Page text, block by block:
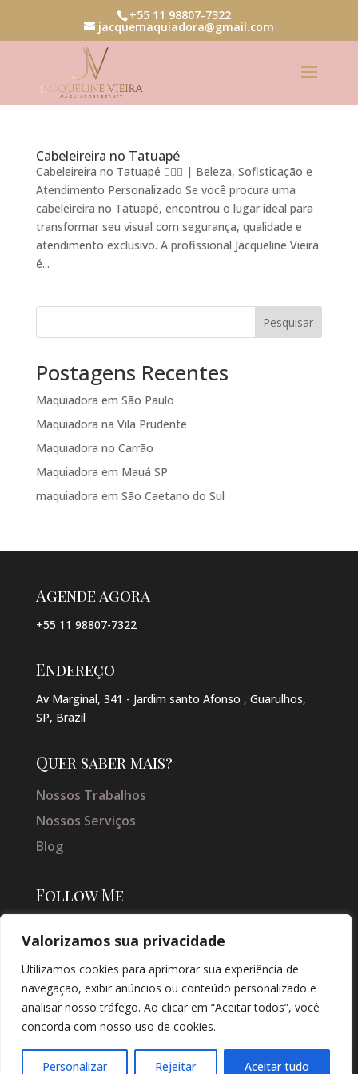
Valorizamos sua privacidade
Utilizamos cookies para aprimorar sua experiência de
navegação, exibir anúncios ou conteúdo personalizado e
analisar nosso tráfego. Ao clicar em “Aceitar todos”, você
concorda com nosso uso de cookies.
Personalizar Rejeitar Aceitar tudo
+55 11 98807-7322
jacquemaquiadora@gmail.com
Cabeleireira no Tatuapé
Cabeleireira no Tatuapé 💇‍♀️✨ | Beleza, Sofisticação e
Atendimento Personalizado Se você procura uma
cabeleireira no Tatuapé, encontrou o lugar ideal para
transformar seu visual com segurança, qualidade e
atendimento exclusivo. A profissional Jacqueline Vieira
é...
Pesquisar
Postagens Recentes
Maquiadora em São Paulo
Maquiadora na Vila Prudente
Maquiadora no Carrão
Maquiadora em Mauá SP
maquiadora em São Caetano do Sul
Agende agora
+55 11 98807-7322
Endereço
Av Marginal, 341 - Jardim santo Afonso , Guarulhos,
SP, Brazil
Quer saber mais?
Nossos Trabalhos
Nossos Serviços
Blog
Follow Me
SOLUÇÕES DIGITAIS |
CRIAÇÃO DE SITES